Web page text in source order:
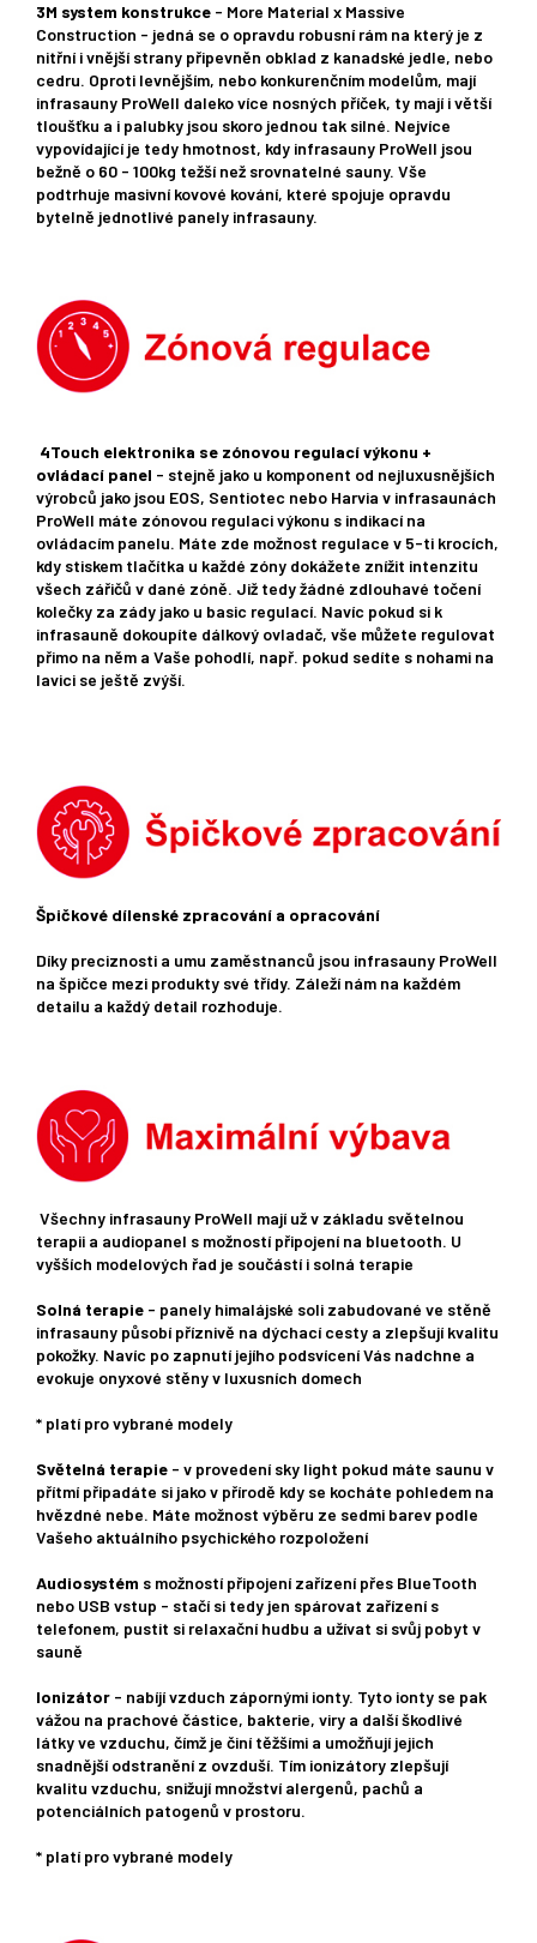
3M system konstrukce - More Material x Massive
Construction - jedná se o opravdu robusní rám na který je z
nitřní i vnější strany připevněn obklad z kanadské jedle, nebo
cedru. Oproti levnějším, nebo konkurenčním modelům, mají
infrasauny ProWell daleko více nosných příček, ty mají i větší
tloušťku a i palubky jsou skoro jednou tak silné. Nejvíce
vypovídající je tedy hmotnost, kdy infrasauny ProWell jsou
bežně o 60 - 100kg težší než srovnatelné sauny. Vše
podtrhuje masivní kovové kování, které spojuje opravdu
bytelně jednotlivé panely infrasauny.
4Touch elektronika se zónovou regulací výkonu +
ovládací panel - stejně jako u komponent od nejluxusnějších
výrobců jako jsou EOS, Sentiotec nebo Harvia v infrasaunách
ProWell máte zónovou regulaci výkonu s indikací na
ovládacím panelu. Máte zde možnost regulace v 5-ti krocích,
kdy stiskem tlačítka u každé zóny dokážete znížit intenzitu
všech zářičů v dané zóně. Již tedy žádné zdlouhavé točení
kolečky za zády jako u basic regulací. Navíc pokud si k
infrasauně dokoupíte dálkový ovladač, vše můžete regulovat
přimo na něm a Vaše pohodlí, např. pokud sedíte s nohami na
lavici se ještě zvýší.
Špičkové dílenské zpracování a opracování
Díky preciznosti a umu zaměstnanců jsou infrasauny ProWell
na špičce mezi produkty své třídy. Záleží nám na každém
detailu a každý detail rozhoduje.
Všechny infrasauny ProWell mají už v základu světelnou
terapii a audiopanel s možností připojení na bluetooth. U
vyšších modelových řad je součástí i solná terapie
Solná terapie - panely himalájské soli zabudované ve stěně
infrasauny působí příznivě na dýchací cesty a zlepšují kvalitu
pokožky. Navíc po zapnutí jejího podsvícení Vás nadchne a
evokuje onyxové stěny v luxusních domech
* platí pro vybrané modely
Světelná terapie - v provedení sky light pokud máte saunu v
přítmí připadáte si jako v přírodě kdy se kocháte pohledem na
hvězdné nebe. Máte možnost výběru ze sedmi barev podle
Vašeho aktuálního psychického rozpoložení
Audiosystém s možností připojení zařízení přes BlueTooth
nebo USB vstup - stačí si tedy jen spárovat zařízení s
telefonem, pustit si relaxační hudbu a užívat si svůj pobyt v
sauně
Ionizátor - nabíjí vzduch zápornými ionty. Tyto ionty se pak
vážou na prachové částice, bakterie, viry a další škodlivé
látky ve vzduchu, čímž je činí těžšími a umožňují jejich
snadnější odstranění z ovzduší. Tím ionizátory zlepšují
kvalitu vzduchu, snižují množství alergenů, pachů a
potenciálních patogenů v prostoru.
* platí pro vybrané modely